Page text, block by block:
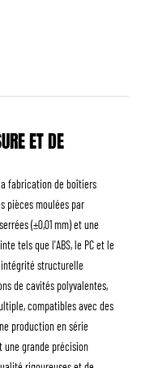
ET DE
fabrication de boîtiers
pièces moulées par
(±0,01 mm) et une
tels que l'ABS, le PC et le
intégrité structurelle
de cavités polyvalentes,
compatibles avec des
production en série
grande précision